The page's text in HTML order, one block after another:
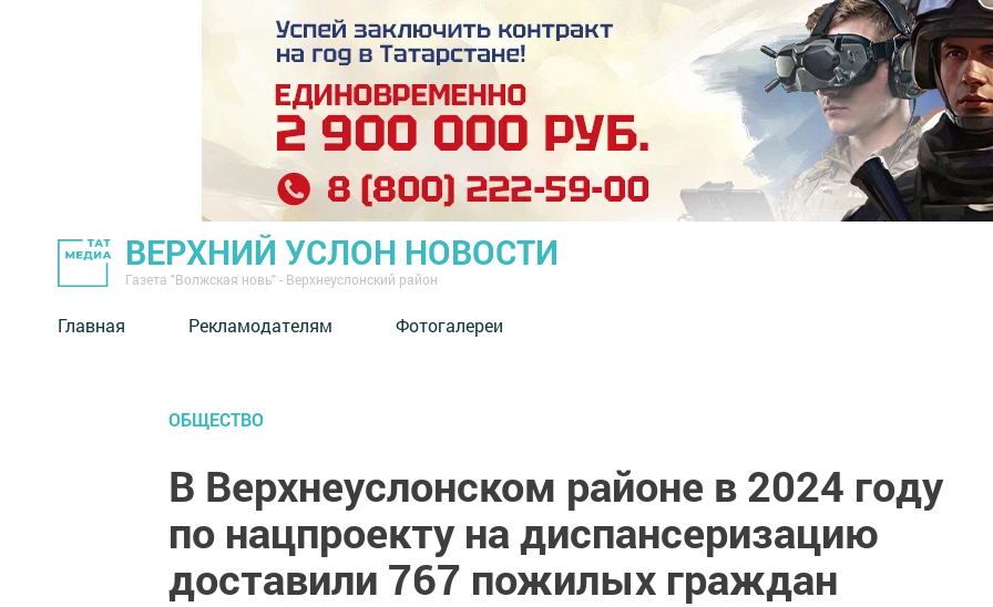
ВЕРХНИЙ УСЛОН НОВОСТИ
Газета "Волжская новь" - Верхнеуслонский район
Главная Рекламодателям Фотогалереи
ОБЩЕСТВО
В Верхнеуслонском районе в 2024 году
по нацпроекту на диспансеризацию
доставили 767 пожилых граждан